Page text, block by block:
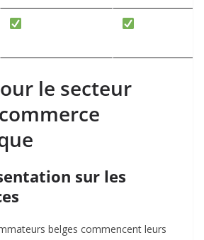
le secteur
sur les
belges commencent leurs